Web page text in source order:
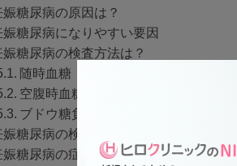
娠糖尿病の原因は？
娠糖尿病になりやすい要因
娠糖尿病の検査方法は？
随時血糖
空腹時血糖
ブドウ糖負荷試験
娠糖尿病の検査数値の目安
娠糖尿病の症状とは？